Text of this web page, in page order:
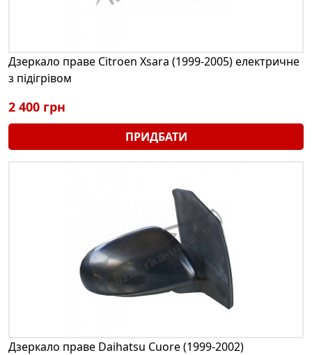
Дзеркало праве Citroen Xsara (1999-2005) електричне
з підігрівом
2 400 грн
ПРИДБАТИ
Дзеркало праве Daihatsu Cuore (1999-2002)